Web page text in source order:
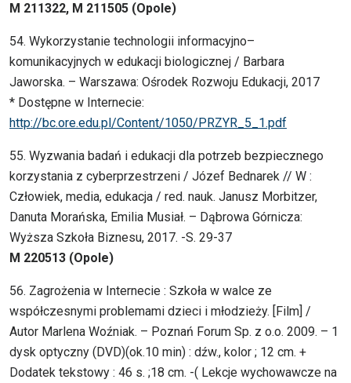
M 211322, M 211505 (Opole)
54. Wykorzystanie technologii informacyjno–
komunikacyjnych w edukacji biologicznej / Barbara
Jaworska. – Warszawa: Ośrodek Rozwoju Edukacji, 2017
* Dostępne w Internecie:
http://bc.ore.edu.pl/Content/1050/PRZYR_5_1.pdf
55. Wyzwania badań i edukacji dla potrzeb bezpiecznego
korzystania z cyberprzestrzeni / Józef Bednarek // W :
Człowiek, media, edukacja / red. nauk. Janusz Morbitzer,
Danuta Morańska, Emilia Musiał. – Dąbrowa Górnicza:
Wyższa Szkoła Biznesu, 2017. -S. 29-37
M 220513 (Opole)
56. Zagrożenia w Internecie : Szkoła w walce ze
współczesnymi problemami dzieci i młodzieży. [Film] /
Autor Marlena Woźniak. – Poznań Forum Sp. z o.o. 2009. – 1
dysk optyczny (DVD)(ok.10 min) : dźw., kolor ; 12 cm. +
Dodatek tekstowy : 46 s. ;18 cm. -( Lekcje wychowawcze na